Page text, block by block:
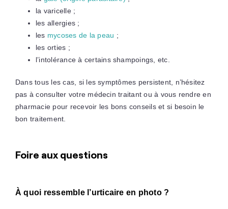
la varicelle ;
les allergies ;
les mycoses de la peau ;
les orties ;
l’intolérance à certains shampoings, etc.
Dans tous les cas, si les symptômes persistent, n’hésitez
pas à consulter votre médecin traitant ou à vous rendre en
pharmacie pour recevoir les bons conseils et si besoin le
bon traitement.
Foire aux questions
À quoi ressemble l’urticaire en photo ?